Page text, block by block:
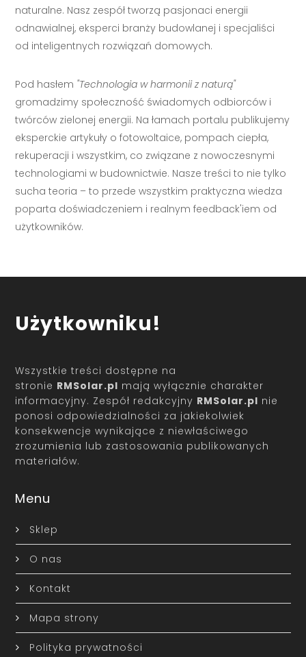
naturalne. Nasz zespół tworzą pasjonaci energii
odnawialnej, eksperci branży budowlanej i specjaliści
od inteligentnych rozwiązań domowych.
Pod hasłem "Technologia w harmonii z naturą"
gromadzimy społeczność świadomych odbiorców i
twórców zielonej energii. Na łamach portalu publikujemy
eksperckie artykuły o fotowoltaice, pompach ciepła,
rekuperacji i wszystkim, co związane z nowoczesnymi
technologiami w budownictwie. Nasze treści to nie tylko
sucha teoria – to przede wszystkim praktyczna wiedza
poparta doświadczeniem i realnym feedback'iem od
użytkowników.
Użytkowniku!
Wszystkie treści dostępne na
stronie RMSolar.pl mają wyłącznie charakter
informacyjny. Zespół redakcyjny RMSolar.pl nie
ponosi odpowiedzialności za jakiekolwiek
konsekwencje wynikające z niewłaściwego
zrozumienia lub zastosowania publikowanych
materiałów.
Menu
Sklep
O nas
Kontakt
Mapa strony
Polityka prywatności